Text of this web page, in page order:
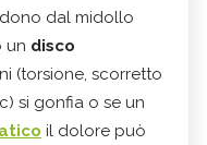
dal midollo
un disco
(torsione, scorretto
si gonfia o se un
il dolore può